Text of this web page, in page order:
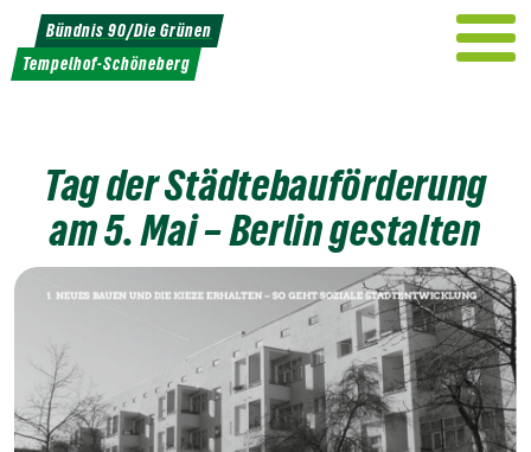
Weiter
zum
Inhalt
Bündnis 90/Die Grünen
Tempelhof-Schöneberg
Tag der Städtebauförderung
am 5. Mai – Berlin gestalten